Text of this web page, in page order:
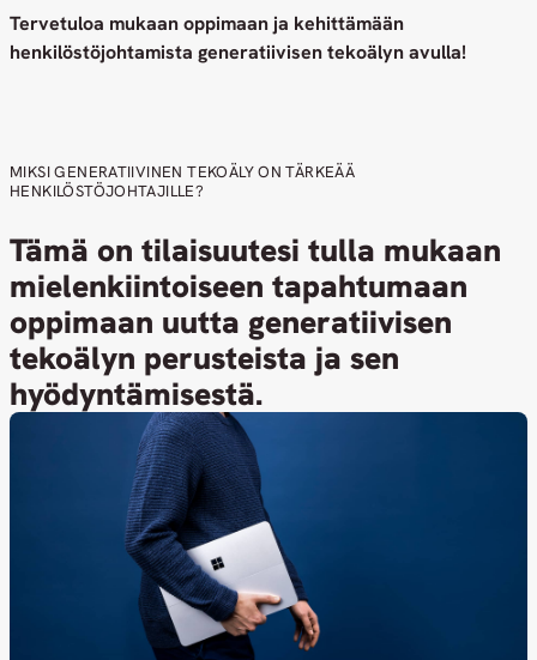
Tervetuloa mukaan oppimaan ja kehittämään
henkilöstöjohtamista generatiivisen tekoälyn avulla!
MIKSI GENERATIIVINEN TEKOÄLY ON TÄRKEÄÄ
HENKILÖSTÖJOHTAJILLE?
Tämä on tilaisuutesi tulla mukaan
mielenkiintoiseen tapahtumaan
oppimaan uutta generatiivisen
tekoälyn perusteista ja sen
hyödyntämisestä.